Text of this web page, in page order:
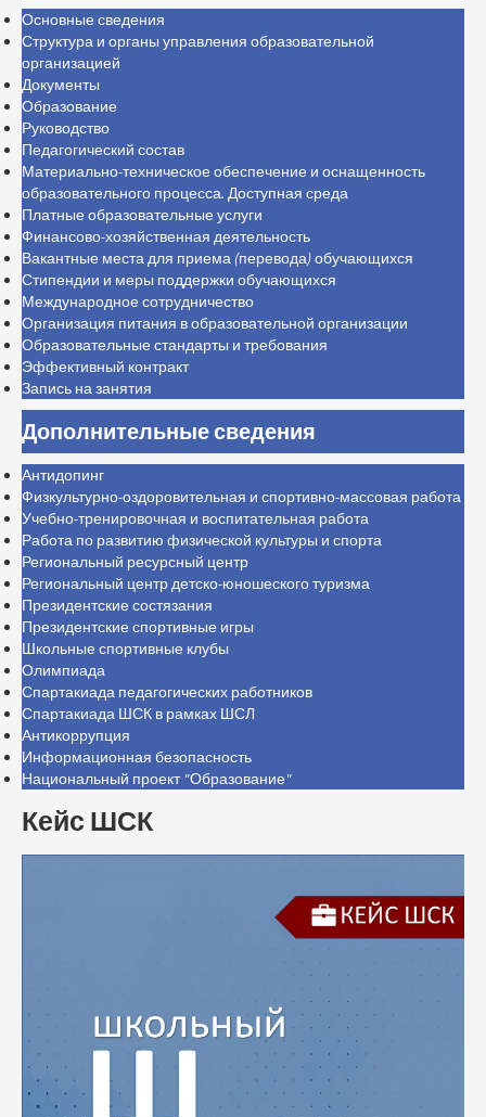
Основные сведения
Структура и органы управления образовательной
организацией
Документы
Образование
Руководство
Педагогический состав
Материально-техническое обеспечение и оснащенность
образовательного процесса. Доступная среда
Платные образовательные услуги
Финансово-хозяйственная деятельность
Вакантные места для приема (перевода) обучающихся
Стипендии и меры поддержки обучающихся
Международное сотрудничество
Организация питания в образовательной организации
Образовательные стандарты и требования
Эффективный контракт
Запись на занятия
Дополнительные сведения
Антидопинг
Физкультурно-оздоровительная и спортивно-массовая работа
Учебно-тренировочная и воспитательная работа
Работа по развитию физической культуры и спорта
Региональный ресурсный центр
Региональный центр детско-юношеского туризма
Президентские состязания
Президентские спортивные игры
Школьные спортивные клубы
Олимпиада
Спартакиада педагогических работников
Спартакиада ШСК в рамках ШСЛ
Антикоррупция
Информационная безопасность
Национальный проект "Образование"
Кейс ШСК